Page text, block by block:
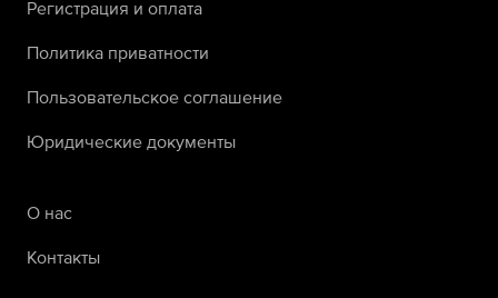
Регистрация и оплата
Политика приватности
Пользовательское соглашение
Юридические документы
О нас
Контакты